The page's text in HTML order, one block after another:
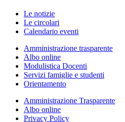
Le notizie
Le circolari
Calendario eventi
Amministrazione trasparente
Albo online
Modulistica Docenti
Servizi famiglie e studenti
Orientamento
Amministrazione Trasparente
Albo online
Privacy Policy